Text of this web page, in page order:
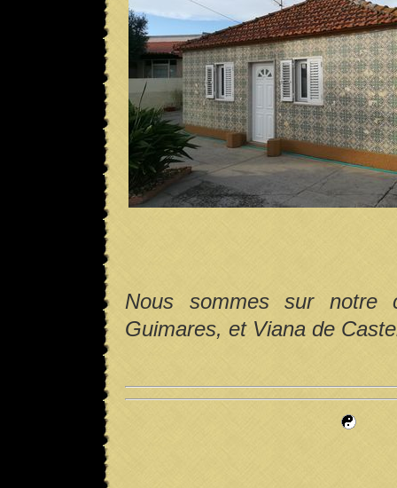
Nous sommes sur notre
Guimares, et Viana de